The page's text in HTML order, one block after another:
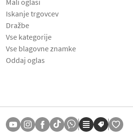
Mali oglasi
Iskanje trgovcev
Dražbe
Vse kategorije
Vse blagovne znamke
Oddaj oglas